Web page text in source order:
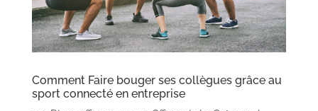
Comment Faire bouger ses collègues grâce au
sport connecté en entreprise